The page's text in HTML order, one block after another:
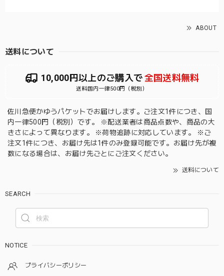
ABOUT
送料について
10,000円以上のご購入で全国送料無料
送料国内一律500円（税別）
佐川急便かゆうパケットでお届けします。ご注文1件につき、国
内一律500円（税別）です。 ※配送業者は商品点数や、商品の大
きさによって異なります。 ※荷物追跡に対応しています。 ※ご
注文1件につき、お届け先は1件のみ登録可能です。お届け先が複
数になる場合は、お届け先ごとにご注文ください。
送料について
SEARCH
NOTICE
プライバシーポリシー